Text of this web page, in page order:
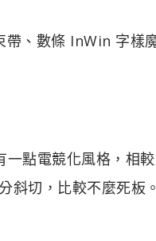
、數條 InWin 字樣
點電競化風格，相
斜切，比較不麼死板。